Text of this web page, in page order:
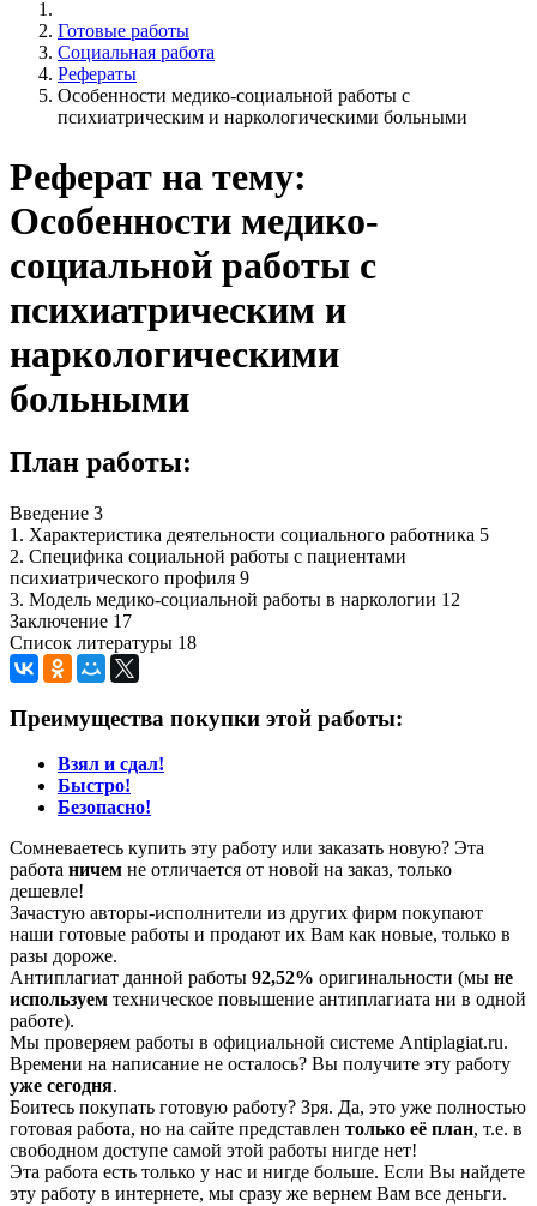
Готовые работы
Социальная работа
Рефераты
Особенности медико-социальной работы с
психиатрическим и наркологическими больными
Реферат на тему:
Особенности медико-
социальной работы с
психиатрическим и
наркологическими
больными
План работы:
Введение 3
1. Характеристика деятельности социального работника 5
2. Специфика социальной работы с пациентами
психиатрического профиля 9
3. Модель медико-социальной работы в наркологии 12
Заключение 17
Список литературы 18
Преимущества покупки этой работы:
Взял и сдал!
Быстро!
Безопасно!
Сомневаетесь купить эту работу или заказать новую? Эта
работа ничем не отличается от новой на заказ, только
дешевле!
Зачастую авторы-исполнители из других фирм покупают
наши готовые работы и продают их Вам как новые, только в
разы дороже.
Антиплагиат данной работы 92,52% оригинальности (мы не
используем техническое повышение антиплагиата ни в одной
работе).
Мы проверяем работы в официальной системе Аntiplagiat.ru.
Времени на написание не осталось? Вы получите эту работу
уже сегодня.
Боитесь покупать готовую работу? Зря. Да, это уже полностью
готовая работа, но на сайте представлен только её план, т.е. в
свободном доступе самой этой работы нигде нет!
Эта работа есть только у нас и нигде больше. Если Вы найдете
эту работу в интернете, мы сразу же вернем Вам все деньги.